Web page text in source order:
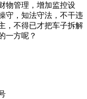
物管理，增加监控设
守，知法守法，不干违
，不得已才把车子拆解
一方呢？